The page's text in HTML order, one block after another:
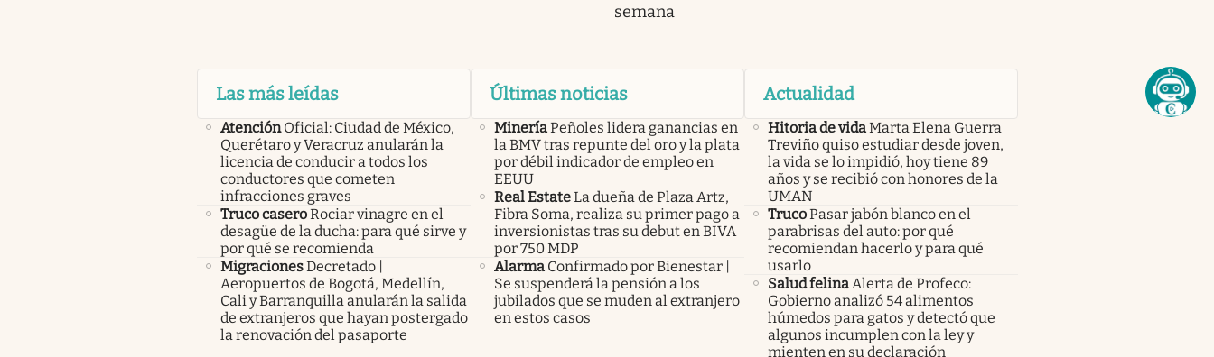
semana
Las más leídas
Atención Oficial: Ciudad de México,
Querétaro y Veracruz anularán la
licencia de conducir a todos los
conductores que cometen
infracciones graves
Truco caseroRociar vinagre en el
desagüe de la ducha: para qué sirve y
por qué se recomienda
MigracionesDecretado |
Aeropuertos de Bogotá, Medellín,
Cali y Barranquilla anularán la salida
de extranjeros que hayan postergado
la renovación del pasaporte
Últimas noticias
MineríaPeñoles lidera ganancias en
la BMV tras repunte del oro y la plata
por débil indicador de empleo en
EEUU
Real EstateLa dueña de Plaza Artz,
Fibra Soma, realiza su primer pago a
inversionistas tras su debut en BIVA
por 750 MDP
Alarma Confirmado por Bienestar |
Se suspenderá la pensión a los
jubilados que se muden al extranjero
en estos casos
Actualidad
Hitoria de vidaMarta Elena Guerra
Treviño quiso estudiar desde joven,
la vida se lo impidió, hoy tiene 89
años y se recibió con honores de la
UMAN
TrucoPasar jabón blanco en el
parabrisas del auto: por qué
recomiendan hacerlo y para qué
usarlo
Salud felina Alerta de Profeco:
Gobierno analizó 54 alimentos
húmedos para gatos y detectó que
algunos incumplen con la ley y
mienten en su declaración